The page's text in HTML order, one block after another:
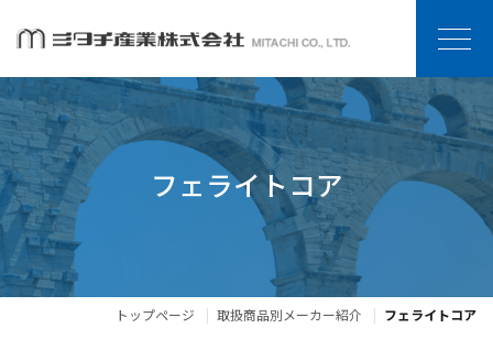
フェライトコア
トップページ 取扱商品別メーカー紹介 フェライトコア